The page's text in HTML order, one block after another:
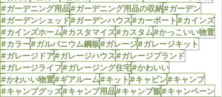
#ガーデニング用品#ガーデニング用品の収納#ガーデン
#ガーデンシェッド#ガーデンハウス#カーポート#カインズ
#カインズホーム#カスタマイズ#カスタム#かっこいい物置
#カラー#ガルバニウム鋼板#ガレージ#ガレージキット
#ガレージドア#ガレージハウス#ガレージブランド
#ガレージライフ#ガレージング住宅#かわいい
#かわいい物置#ギアルーム#キット#キャビン#キャンプ
#キャンプグッズ#キャンプ用品#キャンプ飯#キャンペーン